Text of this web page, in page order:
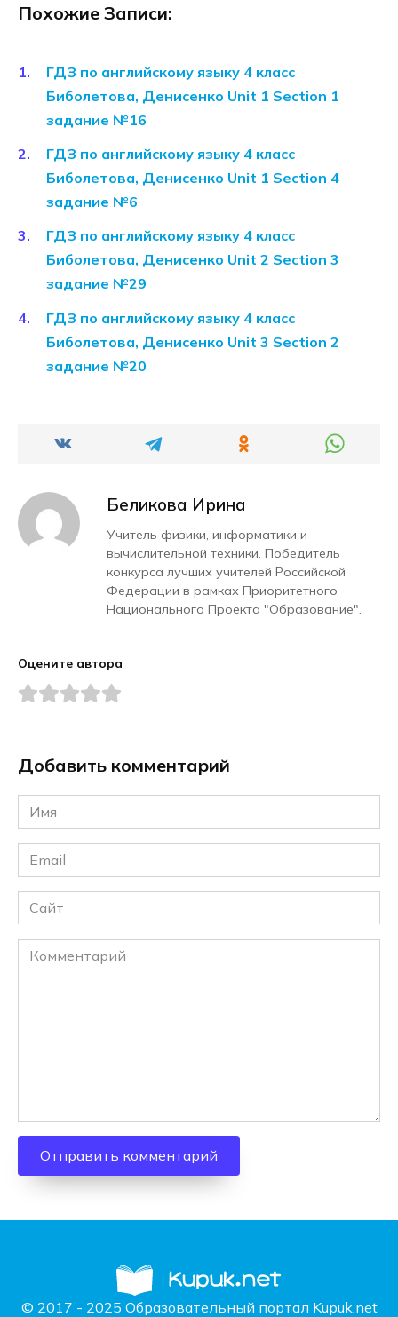
Похожие Записи:
ГДЗ по английскому языку 4 класс
Биболетова, Денисенко Unit 1 Section 1
задание №16
ГДЗ по английскому языку 4 класс
Биболетова, Денисенко Unit 1 Section 4
задание №6
ГДЗ по английскому языку 4 класс
Биболетова, Денисенко Unit 2 Section 3
задание №29
ГДЗ по английскому языку 4 класс
Биболетова, Денисенко Unit 3 Section 2
задание №20
Беликова Ирина
Учитель физики, информатики и
вычислительной техники. Победитель
конкурса лучших учителей Российской
Федерации в рамках Приоритетного
Национального Проекта "Образование".
Оцените автора
Добавить комментарий
Имя
*
Email
*
Сайт
Комментарий
© 2017 - 2025 Образовательный портал Kupuk.net